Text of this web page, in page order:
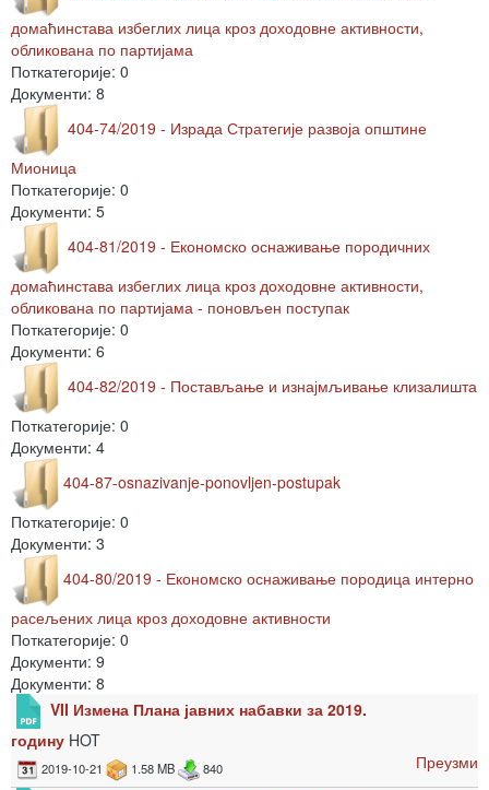
домаћинстава избеглих лица кроз доходовне активности,
обликована по партијама
Поткатегорије: 0
Документи: 8
404-74/2019 - Израда Стратегије развоја општине
Мионица
Поткатегорије: 0
Документи: 5
404-81/2019 - Економско оснаживање породичних
домаћинстава избеглих лица кроз доходовне активности,
обликована по партијама - поновљен поступак
Поткатегорије: 0
Документи: 6
404-82/2019 - Постављање и изнајмљивање клизалишта
Поткатегорије: 0
Документи: 4
404-87-osnazivanje-ponovljen-postupak
Поткатегорије: 0
Документи: 3
404-80/2019 - Економско оснаживање породица интерно
расељених лица кроз доходовне активности
Поткатегорије: 0
Документи: 9
Документи: 8
VII Измена Плана јавних набавки за 2019.
годину HOT
2019-10-21 1.58 MB 840
Преузми